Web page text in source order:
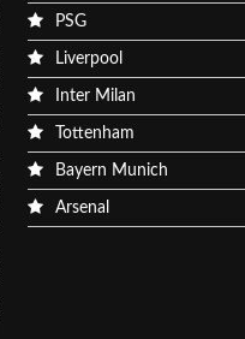
PSG
Liverpool
Inter Milan
Tottenham
Bayern Munich
Arsenal